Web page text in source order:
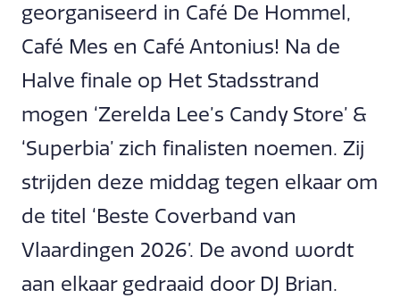
georganiseerd in Café De Hommel,
Café Mes en Café Antonius! Na de
Halve finale op Het Stadsstrand
mogen ‘Zerelda Lee’s Candy Store’ &
‘Superbia’ zich finalisten noemen. Zij
strijden deze middag tegen elkaar om
de titel ‘Beste Coverband van
Vlaardingen 2026’. De avond wordt
aan elkaar gedraaid door DJ Brian.